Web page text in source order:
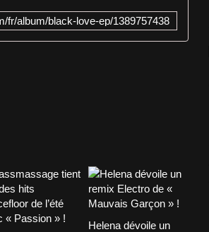
fr/album/black-love-ep/1389757438
Helena dévoile un